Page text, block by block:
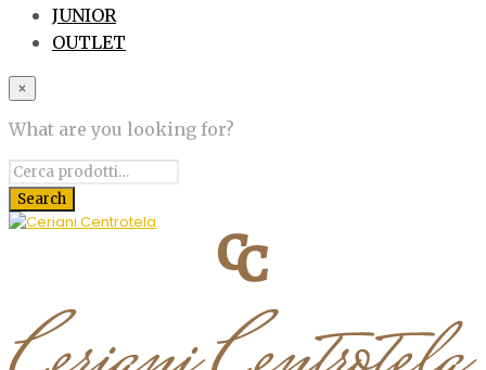
JUNIOR
OUTLET
×
What are you looking for?